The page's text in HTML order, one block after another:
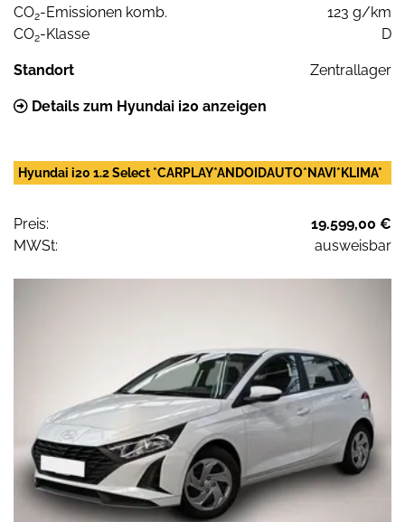
CO2-Emissionen komb.
123 g/km
CO2-Klasse D
Standort Zentrallager
Details zum Hyundai i20 anzeigen
Hyundai i20 1.2 Select *CARPLAY*ANDOIDAUTO*NAVI*KLIMA*
Preis:
19.599,00 €
MWSt:
ausweisbar